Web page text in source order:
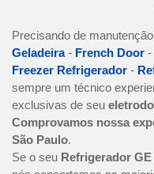
Precisando de
Geladeira- French Door -
Freezer Refrigerador -
sempre um técnico
exclusivas de seu
Comprovamos nossa
São Paulo.
Se o seu Refrigerador GE